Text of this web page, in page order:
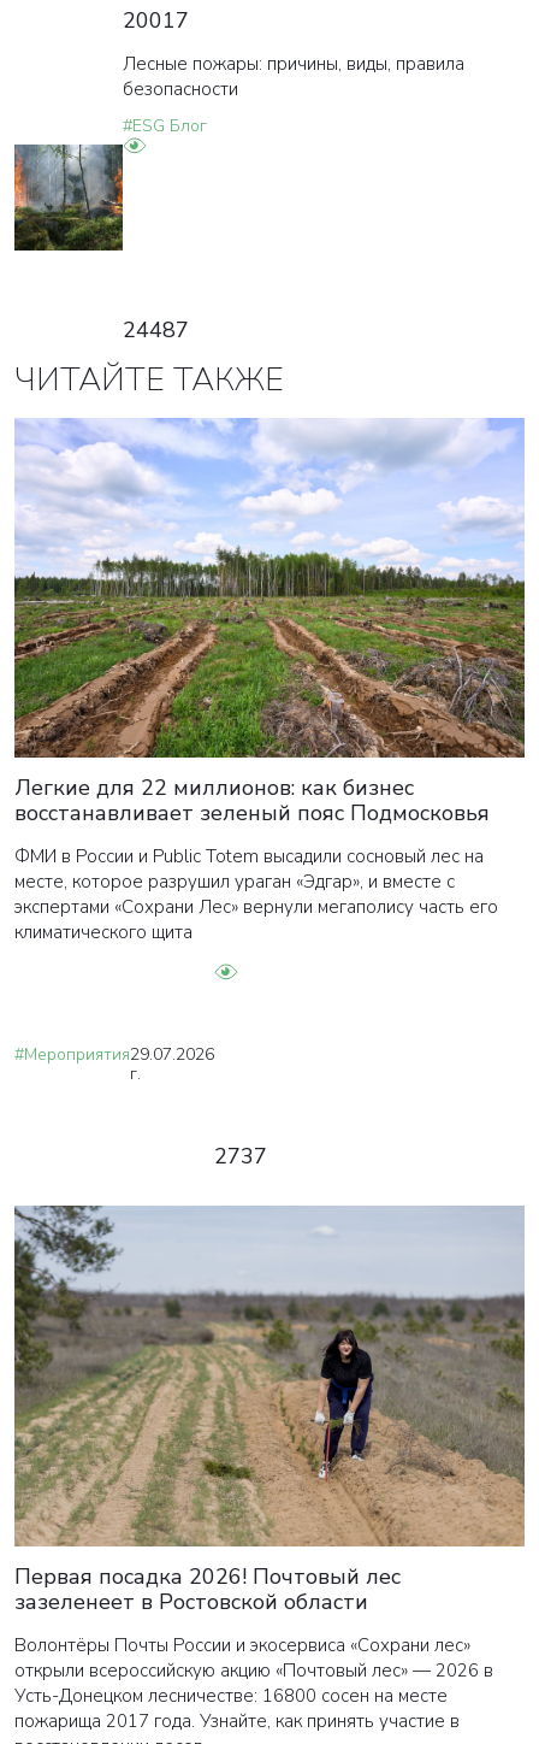
20017
Лесные пожары: причины, виды, правила
безопасности
#ESG Блог
24487
ЧИТАЙТЕ ТАКЖЕ
Легкие для 22 миллионов: как бизнес
восстанавливает зеленый пояс Подмосковья
ФМИ в России и Public Totem высадили сосновый лес на
месте, которое разрушил ураган «Эдгар», и вместе с
экспертами «Сохрани Лес» вернули мегаполису часть его
климатического щита
#Мероприятия29.07.2026
г.
2737
Первая посадка 2026! Почтовый лес
зазеленеет в Ростовской области
Волонтёры Почты России и экосервиса «Сохрани лес»
открыли всероссийскую акцию «Почтовый лес» — 2026 в
Усть-Донецком лесничестве: 16800 сосен на месте
пожарища 2017 года. Узнайте, как принять участие в